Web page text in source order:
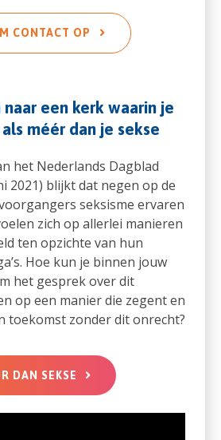
CONTACT OP
een kerk waarin je
méér dan je sekse
het Nederlands Dagblad
2021) blijkt dat negen op de
seksisme ervaren
zich op allerlei manieren
ten opzichte van hun
Hoe kun je binnen jouw
het gesprek over dit
op een manier die zegent en
toekomst zonder dit onrecht?
DAN SEKSE